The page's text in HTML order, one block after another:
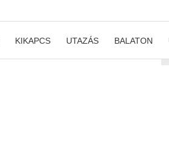
KIKAPCS UTAZÁS BALATON